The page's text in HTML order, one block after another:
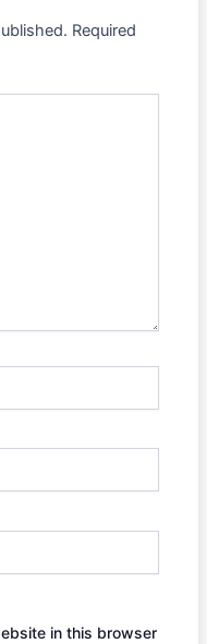
Required
in this browser